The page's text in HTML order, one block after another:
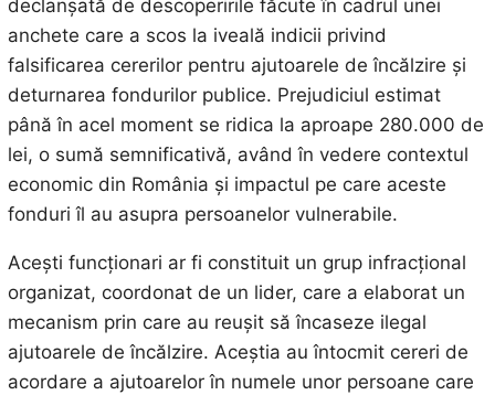
declanșată de descoperirile făcute în cadrul unei
anchete care a scos la iveală indicii privind
falsificarea cererilor pentru ajutoarele de încălzire și
deturnarea fondurilor publice. Prejudiciul estimat
până în acel moment se ridica la aproape 280.000 de
lei, o sumă semnificativă, având în vedere contextul
economic din România și impactul pe care aceste
fonduri îl au asupra persoanelor vulnerabile.
Acești funcționari ar fi constituit un grup infracțional
organizat, coordonat de un lider, care a elaborat un
mecanism prin care au reușit să încaseze ilegal
ajutoarele de încălzire. Aceștia au întocmit cereri de
acordare a ajutoarelor în numele unor persoane care